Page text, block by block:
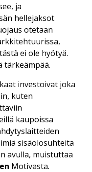
ja
hellejaksot
otetaan
ei ole hyötyä.
tärkeämpää.
investoivat joka
kuten
kaupoissa
sisäolosuhteita
avulla, muistuttaa
Motivasta.